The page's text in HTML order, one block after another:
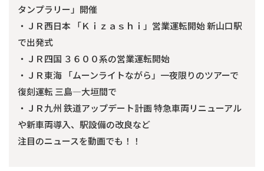
タンプラリー」開催
・ＪＲ西日本 「Ｋｉｚａｓｈｉ」営業運転開始 新山口駅
で出発式
・ＪＲ四国 ３６００系の営業運転開始
・ＪＲ東海 「ムーンライトながら」一夜限りのツアーで
復刻運転 三島―大垣間で
・ＪＲ九州 鉄道アップデート計画 特急車両リニューアル
や新車両導入、駅設備の改良など
注目のニュースを動画でも！！